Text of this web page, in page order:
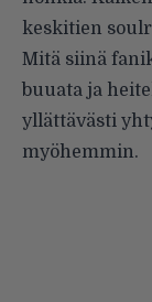
keskitien
Mitä siinä
buuata ja
yllättävästi
myöhemmin.